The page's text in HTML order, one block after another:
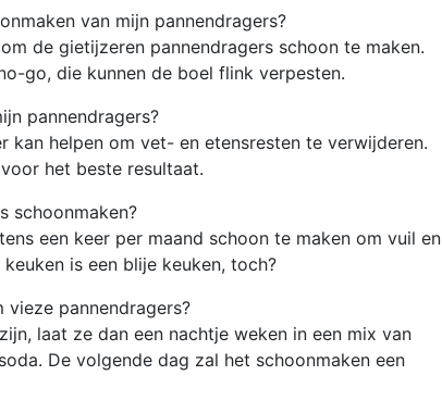
van mijn pannendragers?
de gietijzeren pannendragers schoon te maken.
go, die kunnen de boel flink verpesten.
pannendragers?
kan helpen om vet- en etensresten te verwijderen.
het beste resultaat.
schoonmaken?
een keer per maand schoon te maken om vuil en
is een blije keuken, toch?
pannendragers?
laat ze dan een nachtje weken in een mix van
De volgende dag zal het schoonmaken een